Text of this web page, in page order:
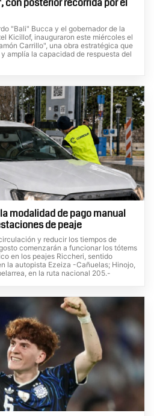
"Bali" Bucca y el gobernador de la
Kicillof, inauguraron este miércoles el
Carrillo", una obra estratégica que
amplía la capacidad de respuesta del
modalidad de pago manual
de peaje
y reducir los tiempos de
comenzarán a funcionar los tótems
en los peajes Riccheri, sentido
la autopista Ezeiza -Cañuelas; Hinojo,
en la ruta nacional 205.-